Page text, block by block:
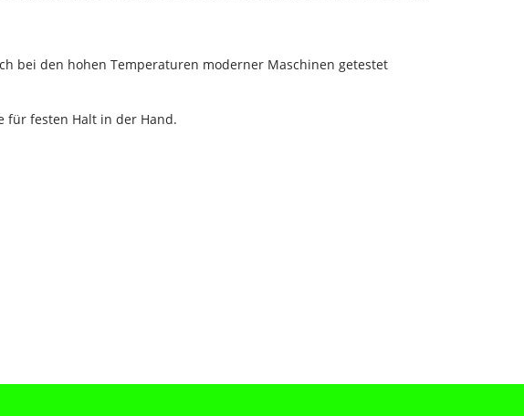
bei den hohen Temperaturen moderner Maschinen getestet
für festen Halt in der Hand.